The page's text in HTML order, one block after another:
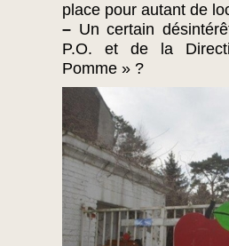
place pour autant de
– Un certain
P.O. et de la
Pomme » ?